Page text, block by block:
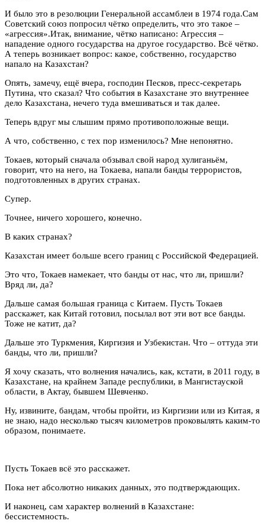
И было это в резолюции Генеральной ассамблеи в 1974 года.Сам
Советский союз попросил чётко определить, что это такое –
«агрессия».Итак, внимание, чётко написано: Агрессия –
нападение одного государства на другое государство. Всё чётко.
А теперь возникает вопрос: какое, собственно, государство
напало на Казахстан?
Опять, замечу, ещё вчера, господин Песков, пресс-секретарь
Путина, что сказал? Что события в Казахстане это внутреннее
дело Казахстана, нечего туда вмешиваться и так далее.
Теперь вдруг мы слышим прямо противоположные вещи.
А что, собственно, с тех пор изменилось? Мне непонятно.
Токаев, который сначала обзывал свой народ хулиганьём,
говорит, что на него, на Токаева, напали банды террористов,
подготовленных в других странах.
Супер.
Точнее, ничего хорошего, конечно.
В каких странах?
Казахстан имеет больше всего границ с Российской Федерацией.
Это что, Токаев намекает, что банды от нас, что ли, пришли?
Вряд ли, да?
Дальше самая большая граница с Китаем. Пусть Токаев
расскажет, как Китай готовил, посылал вот эти вот все банды.
Тоже не катит, да?
Дальше это Туркмения, Киргизия и Узбекистан. Что – оттуда эти
банды, что ли, пришли?
Я хочу сказать, что волнения начались, как, кстати, в 2011 году, в
Казахстане, на крайнем Западе республики, в Мангистауской
области, в Актау, бывшем Шевченко.
Ну, извините, бандам, чтобы пройти, из Киргизии или из Китая, я
не знаю, надо несколько тысяч километров проковылять каким-то
образом, понимаете.
Пусть Токаев всё это расскажет.
Пока нет абсолютно никаких данных, это подтверждающих.
И наконец, сам характер волнений в Казахстане:
бессистемность.